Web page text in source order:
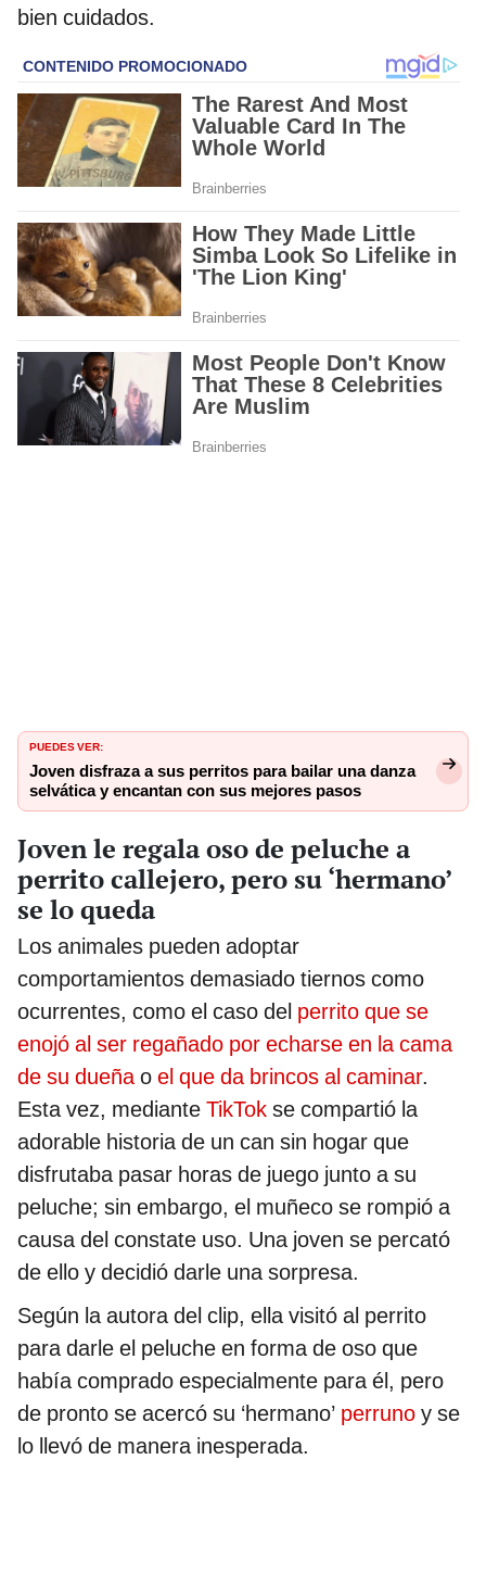
bien cuidados.
PUEDES VER:
Joven disfraza a sus perritos para bailar una danza
selvática y encantan con sus mejores pasos
Joven le regala oso de peluche a
perrito callejero, pero su ‘hermano’
se lo queda
Los animales pueden adoptar
comportamientos demasiado tiernos como
ocurrentes, como el caso del perrito que se
enojó al ser regañado por echarse en la cama
de su dueñao el que da brincos al caminar.
Esta vez, mediante TikTok se compartió la
adorable historia de un can sin hogar que
disfrutaba pasar horas de juego junto a su
peluche; sin embargo, el muñeco se rompió a
causa del constate uso. Una joven se percató
de ello y decidió darle una sorpresa.
Según la autora del clip, ella visitó al perrito
para darle el peluche en forma de oso que
había comprado especialmente para él, pero
de pronto se acercó su ‘hermano’ perruno y se
lo llevó de manera inesperada.